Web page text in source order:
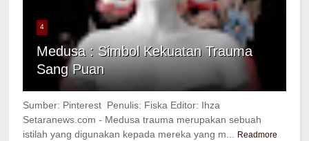
4
Medusa : Simbol Kekuatan Trauma
Sang Puan
Sumber: Pinterest Penulis: Fiska Editor: Ihza
Setaranews.com - Medusa trauma merupakan sebuah
istilah yang digunakan kepada mereka yang m...
Readmore